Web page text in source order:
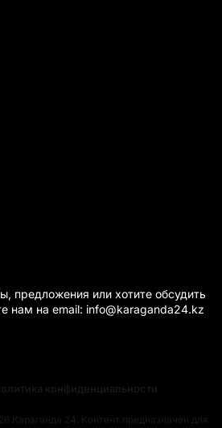
предложения или хотите обсудить
нам на email: info@karaganda24.kz
Караганда 24. Контент предназначен для
конфиденциальности